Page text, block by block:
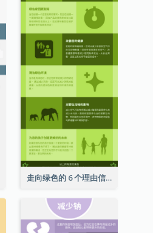
走向绿色的 6 个理由信息图表